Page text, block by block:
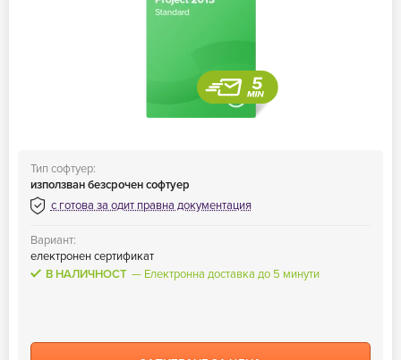
Тип софтуер:
използван безсрочен софтуер
с готова за одит правна документация
Вариант:
електронен сертификат
В НАЛИЧНОСТ
Електронна доставка до 5 минути